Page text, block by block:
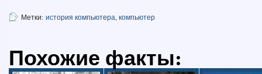
Метки: история компьютера, компьютер
Похожие факты: